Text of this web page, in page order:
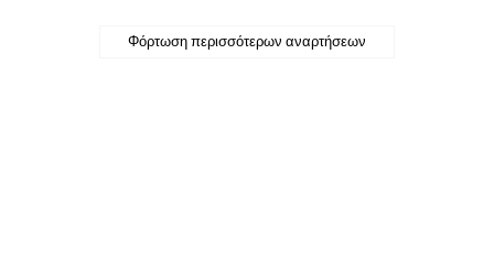
Φόρτωση περισσότερων αναρτήσεων